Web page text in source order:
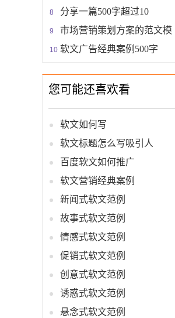
分享一篇500字超过10
市场营销策划方案的范文模
软文广告经典案例500字
您可能还喜欢看
软文如何写
软文标题怎么写吸引人
百度软文如何推广
软文营销经典案例
新闻式软文范例
故事式软文范例
情感式软文范例
促销式软文范例
创意式软文范例
诱惑式软文范例
悬念式软文范例